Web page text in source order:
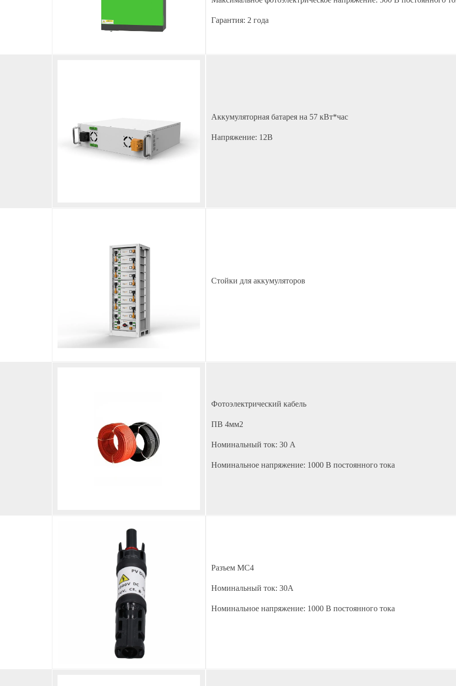
Гарантия: 2 года
Аккумуляторная батарея на 57 кВт*час
Напряжение: 12В
Стойки для аккумуляторов
Фотоэлектрический кабель
ПВ 4мм2
Номинальный ток: 30 А
Номинальное напряжение: 1000 В постоянного тока
Разъем МС4
Номинальный ток: 30А
Номинальное напряжение: 1000 В постоянного тока